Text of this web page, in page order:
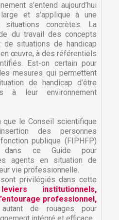
s’entend aujourd’hui
et s’applique à une
concrètes. La
du travail des concepts
de situations de handicap
œuvre, à des référentiels
Est-on certain pour
mesures qui permettent
de handicap d’être
à leur environnement
que le Conseil scientifique
des personnes
publique (FIPHFP)
dans ce Guide pour
agents en situation de
vie professionnelle.
privilégiés dans cette
leviers institutionnels,
professionnel,
de rouages pour